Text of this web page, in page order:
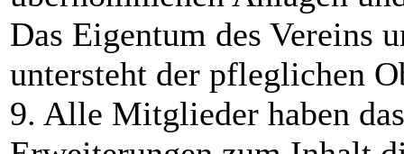
Das Eigentum des Vereins
untersteht der pfleglichen
9. Alle Mitglieder haben